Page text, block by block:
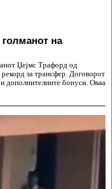
на
Џејмс Трафорд од
за трансфер. Договорот
дополнителните бонуси. Оваа